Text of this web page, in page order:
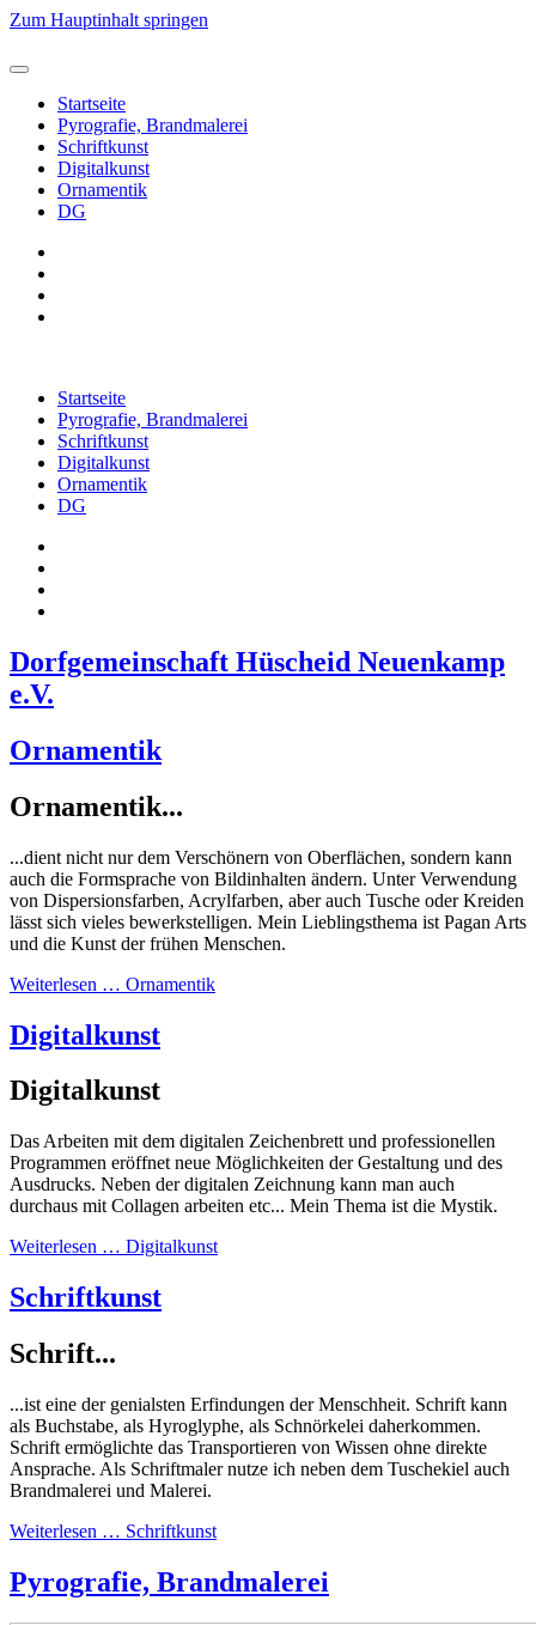
Zum Hauptinhalt springen
Startseite
Pyrografie, Brandmalerei
Schriftkunst
Digitalkunst
Ornamentik
DG
Startseite
Pyrografie, Brandmalerei
Schriftkunst
Digitalkunst
Ornamentik
DG
Dorfgemeinschaft Hüscheid Neuenkamp
e.V.
Ornamentik
Ornamentik...
...dient nicht nur dem Verschönern von Oberflächen, sondern kann
auch die Formsprache von Bildinhalten ändern. Unter Verwendung
von Dispersionsfarben, Acrylfarben, aber auch Tusche oder Kreiden
lässt sich vieles bewerkstelligen. Mein Lieblingsthema ist Pagan Arts
und die Kunst der frühen Menschen.
Weiterlesen … Ornamentik
Digitalkunst
Digitalkunst
Das Arbeiten mit dem digitalen Zeichenbrett und professionellen
Programmen eröffnet neue Möglichkeiten der Gestaltung und des
Ausdrucks. Neben der digitalen Zeichnung kann man auch
durchaus mit Collagen arbeiten etc... Mein Thema ist die Mystik.
Weiterlesen … Digitalkunst
Schriftkunst
Schrift...
...ist eine der genialsten Erfindungen der Menschheit. Schrift kann
als Buchstabe, als Hyroglyphe, als Schnörkelei daherkommen.
Schrift ermöglichte das Transportieren von Wissen ohne direkte
Ansprache. Als Schriftmaler nutze ich neben dem Tuschekiel auch
Brandmalerei und Malerei.
Weiterlesen … Schriftkunst
Pyrografie, Brandmalerei